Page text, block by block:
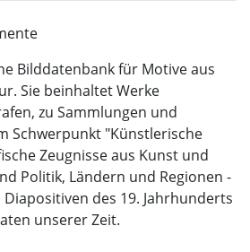
Bilddatenbank für Motive aus
Sie beinhaltet Werke
zu Sammlungen und
Schwerpunkt "Künstlerische
Zeugnisse aus Kunst und
Politik, Ländern und Regionen -
des 19. Jahrhunderts
unserer Zeit.